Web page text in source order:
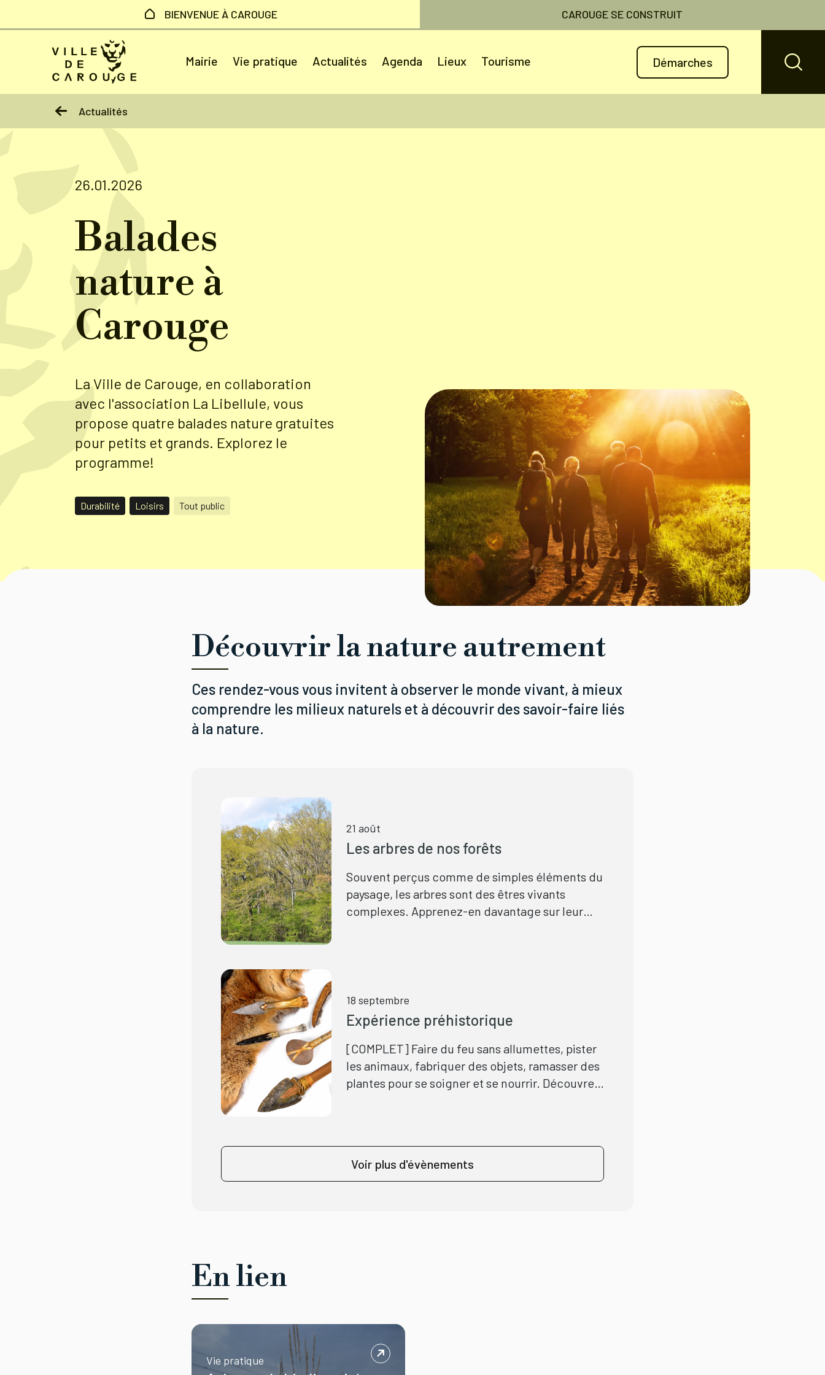
BIENVENUE À CAROUGE CAROUGE SE CONSTRUIT
Mairie Vie pratique Actualités Agenda Lieux Tourisme Démarches
Actualités
26.01.2026
Balades
nature à
Carouge
La Ville de Carouge, en collaboration
avec l'association La Libellule, vous
propose quatre balades nature gratuites
pour petits et grands. Explorez le
programme!
Durabilité Loisirs Tout public
Découvrir la nature autrement
Ces rendez-vous vous invitent à observer le monde vivant, à mieux
comprendre les milieux naturels et à découvrir des savoir-faire liés
à la nature.
21 août
Les arbres de nos forêts
Souvent perçus comme de simples éléments du
paysage, les arbres sont des êtres vivants
complexes. Apprenez-en davantage sur leur
18 septembre
Expérience préhistorique
[COMPLET] Faire du feu sans allumettes, pister
les animaux, fabriquer des objets, ramasser des
plantes pour se soigner et se nourrir. Découvrez
Voir plus d'évènements
En lien
Vie pratique